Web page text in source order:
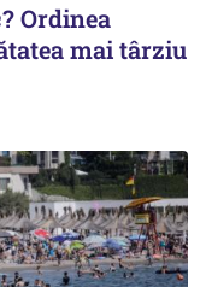
Ordinea
mai târziu